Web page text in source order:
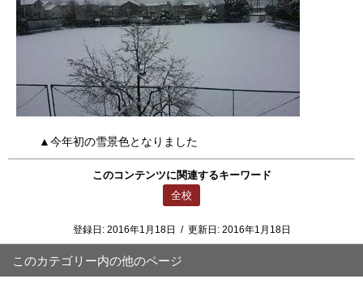
▲今年初の雪景色となりました
このコンテンツに関連するキーワード
全校
登録日: 2016年1月18日 / 更新日: 2016年1月18日
このカテゴリー内の他のページ